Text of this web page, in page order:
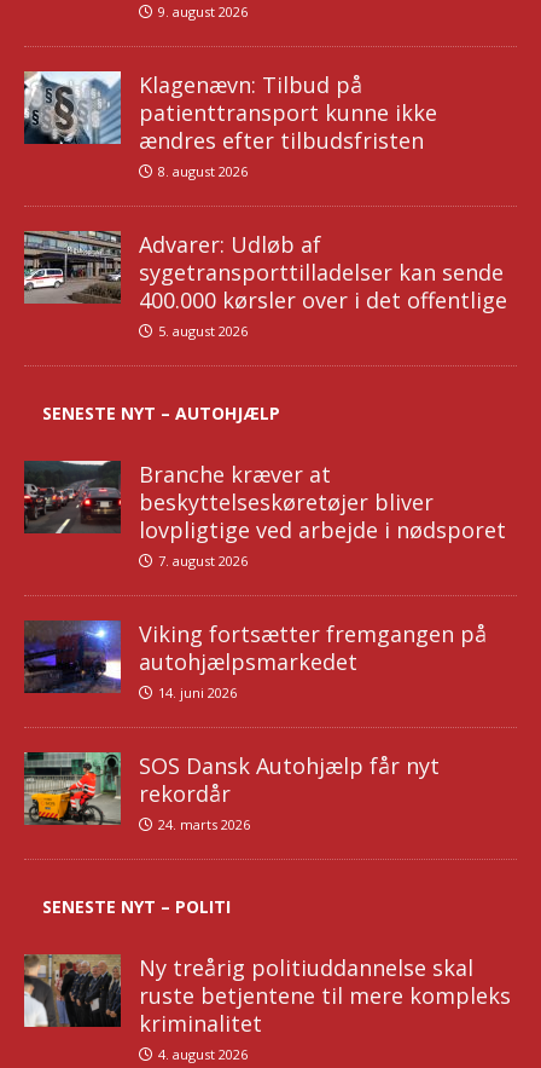
9. august 2026
Klagenævn: Tilbud på
patienttransport kunne ikke
ændres efter tilbudsfristen
8. august 2026
Advarer: Udløb af
sygetransporttilladelser kan sende
400.000 kørsler over i det offentlige
5. august 2026
SENESTE NYT – AUTOHJÆLP
Branche kræver at
beskyttelseskøretøjer bliver
lovpligtige ved arbejde i nødsporet
7. august 2026
Viking fortsætter fremgangen på
autohjælpsmarkedet
14. juni 2026
SOS Dansk Autohjælp får nyt
rekordår
24. marts 2026
SENESTE NYT – POLITI
Ny treårig politiuddannelse skal
ruste betjentene til mere kompleks
kriminalitet
4. august 2026